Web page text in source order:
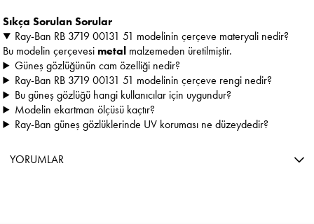
Sıkça Sorulan Sorular
Ray-Ban RB 3719 00131 51 modelinin çerçeve materyali nedir?
Bu modelin çerçevesimetal malzemeden üretilmiştir.
Güneş gözlüğünün cam özelliği nedir?
Ray-Ban RB 3719 00131 51 modelinin çerçeve rengi nedir?
Bu güneş gözlüğü hangi kullanıcılar için uygundur?
Modelin ekartman ölçüsü kaçtır?
Ray-Ban güneş gözlüklerinde UV koruması ne düzeydedir?
YORUMLAR